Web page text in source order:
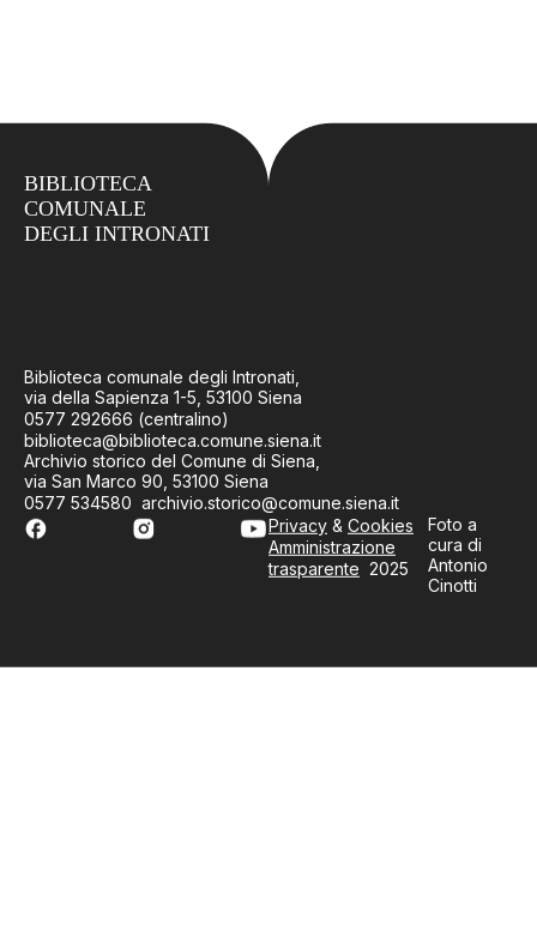
BIBLIOTECA
COMUNALE
DEGLI INTRONATI
Biblioteca comunale degli Intronati,
via della Sapienza 1-5, 53100 Siena
0577 292666 (centralino)
biblioteca@biblioteca.comune.siena.it
Archivio storico del Comune di Siena,
via San Marco 90, 53100 Siena
0577 534580 archivio.storico@comune.siena.it
Privacy & Cookies
Amministrazione
trasparente 2025
Foto a
cura di
Antonio
Cinotti